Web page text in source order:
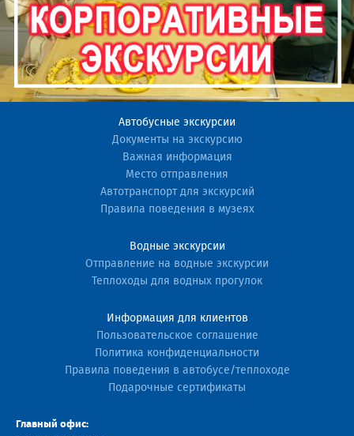
Автобусные экскурсии
Документы на экскурсию
Важная информация
Место отправления
Автотранспорт для экскурсий
Правила поведения в музеях
Водные экскурсии
Отправление на водные экскурсии
Теплоходы для водных прогулок
Информация для клиентов
Пользовательское соглашение
Политика конфиденциальности
Правила поведения в автобусе/теплоходе
Подарочные сертификаты
Главный офис: